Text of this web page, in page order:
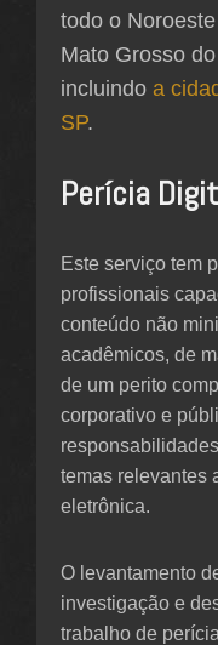
todo o
Mato Grosso
incluindo a
SP.
Perícia
Este serviço tem
profissionais
conteúdo não
acadêmicos, de
de um perito
corporativo e
temas relevantes
eletrônica.
O levantamento
investigação e
trabalho de